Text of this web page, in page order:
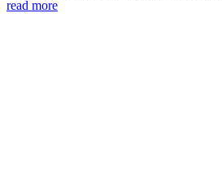
read more